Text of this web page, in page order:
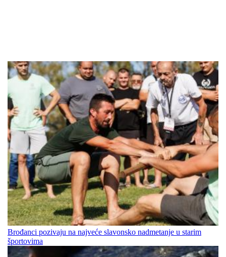
Brođanci pozivaju na najveće slavonsko nadmetanje u starim
športovima